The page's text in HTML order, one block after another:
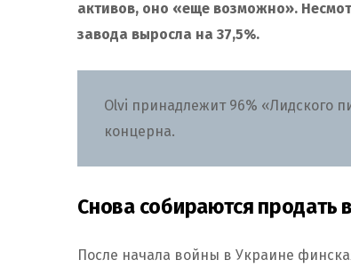
активов, оно «еще возможно».
завода выросла на 37,5%.
Olvi принадлежит 96% «Лидского
концерна.
Снова собираются продать
После начала войны в Украине